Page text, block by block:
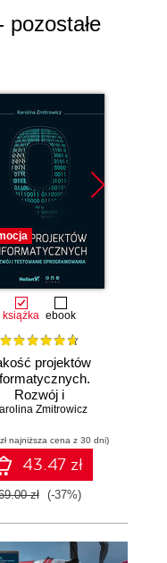
książka ebook
projektów
Rozwój i
testowanie
Zmitrowicz
najniższa cena z 30 dni)
43.47 zł
zł (-37%)